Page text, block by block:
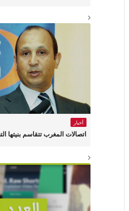
أخبار
اتصالات المغرب تتقاسم بنيتها